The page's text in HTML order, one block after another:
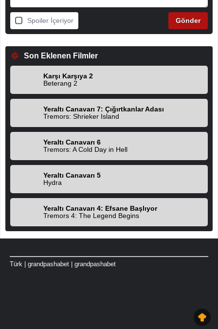
Spoiler İçeriyor
Son Eklenen Filmler
Karşı Karşıya 2
Beterang 2
Yeraltı Canavarı 7: Çığırtkanlar Adası
Tremors: Shrieker Island
Yeraltı Canavarı 6
Tremors: A Cold Day in Hell
Yeraltı Canavarı 5
Hydra
Yeraltı Canavarı 4: Efsane Başlıyor
Tremors 4: The Legend Begins
Türk | grandpashabet | grandpashabet